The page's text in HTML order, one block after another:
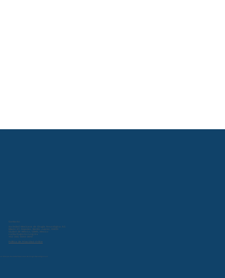
© 2024 por Sociedad Mexicana de Cirugía Neurológica A.C.
Contacto:
Sociedad Mexicana de Cirugía Neurológica A.C.
Miami 47, Nápoles, Benito Juárez, 03810
Ciudad de México, CDMX, Mexico
contacto@smcn.org.mx
+52 (55) 5543 0013
Política de Privacidad Online